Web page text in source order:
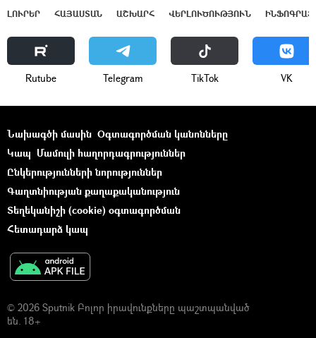
ԼՈՒՐԵՐ ՀԱՅԱՍՏԱՆ ԱՇԽԱՐՀ ՎԵՐԼՈՒԾՈՒԹՅՈՒՆ
Rutube Telegram ТikТоk VK
Նախագծի մասին Օգտագործման կանոնները
Կապ Մամուլի հաղորդագրություններ
Ընկերությունների նորություններ
Գաղտնիության քաղաքականություն
Տեղեկանիշի (cookie) օգտագործման
Հետադարձ կապ
© 2026 Sputnik Բոլոր իրավունքները պաշտպանված
են. 18+